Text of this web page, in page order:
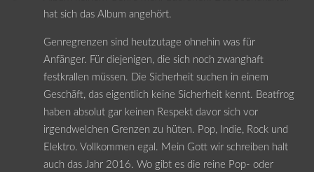
hat sich das Album angehört.
Genregrenzen sind heutzutage ohnehin was für
Anfänger. Für diejenigen, die sich noch zwanghaft
festkrallen müssen. Die Sicherheit suchen in einem
Geschäft, das eigentlich keine Sicherheit kennt. Beatfrog
haben absolut gar keinen Respekt davor sich vor
irgendwelchen Grenzen zu hüten. Pop, Indie, Rock und
Elektro. Vollkommen egal. Mein Gott wir schreiben halt
auch das Jahr 2016. Wo gibt es die reine Pop- oder